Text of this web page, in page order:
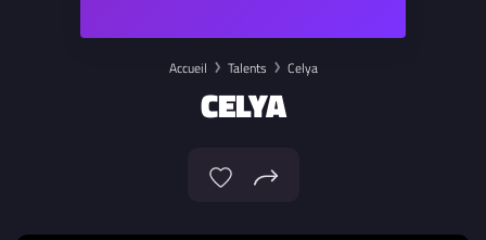
Accueil Talents Celya
CELYA